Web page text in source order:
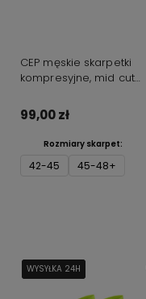
CEP męskie skarpetki
kompresyjne, mid cut
99,00 zł
Rozmiary skarpet:
42-45 45-48+
WYSYŁKA 24H
WYSYŁKA 24H
WYSYŁKA 24H